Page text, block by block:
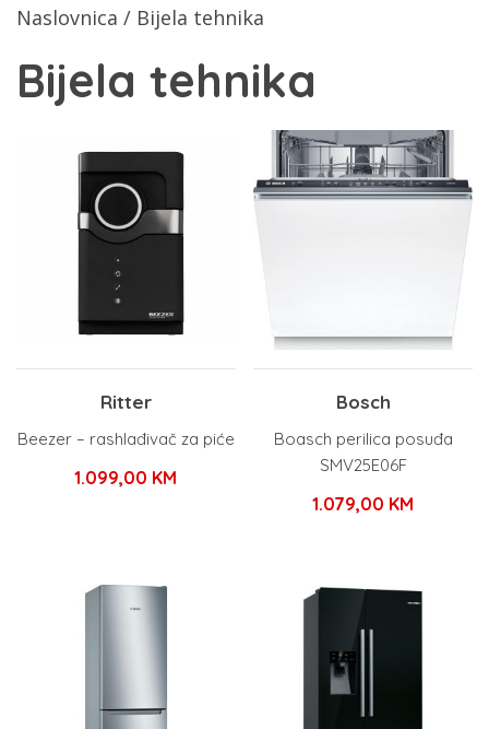
Naslovnica / Bijela tehnika
Bijela tehnika
Ritter
Beezer – rashlađivač za piće
1.099,00 KM
Bosch
Boasch perilica posuđa
SMV25E06F
1.079,00 KM